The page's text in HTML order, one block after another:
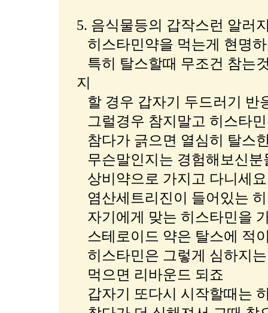
5. 음식물등의 갑작스런 알러
히스타민약을 먹는게 현명
특히 탈스할때 무조건 참는
지
할 경우 갑자기 두드러기 반
그럴경우 참지말고 히스타
참다가 긁으면 열심히 탈스
무슨말인지는 경험해보신분
상비약으로 가지고 다니세요
염산세트리진이 들어있는
자기에게 맞는 히스타민을
스테로이드 약은 탈스에 적
히스타민은 그렇게 심하지
먹으면 리바운드 되죠
갑자기 또다시 시작할때는